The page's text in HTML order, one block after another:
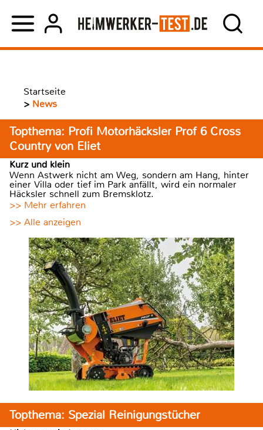
Startseite
> News
Topthema: Profi Motorhäcksler Prof 6 Cross
Country von Eliet
Kurz und klein
Wenn Astwerk nicht am Weg, sondern am Hang, hinter
einer Villa oder tief im Park anfällt, wird ein normaler
Häcksler schnell zum Bremsklotz.
>> Mehr erfahren
>> Alle anzeigen
Topthema: Spezial Reinigungstücher